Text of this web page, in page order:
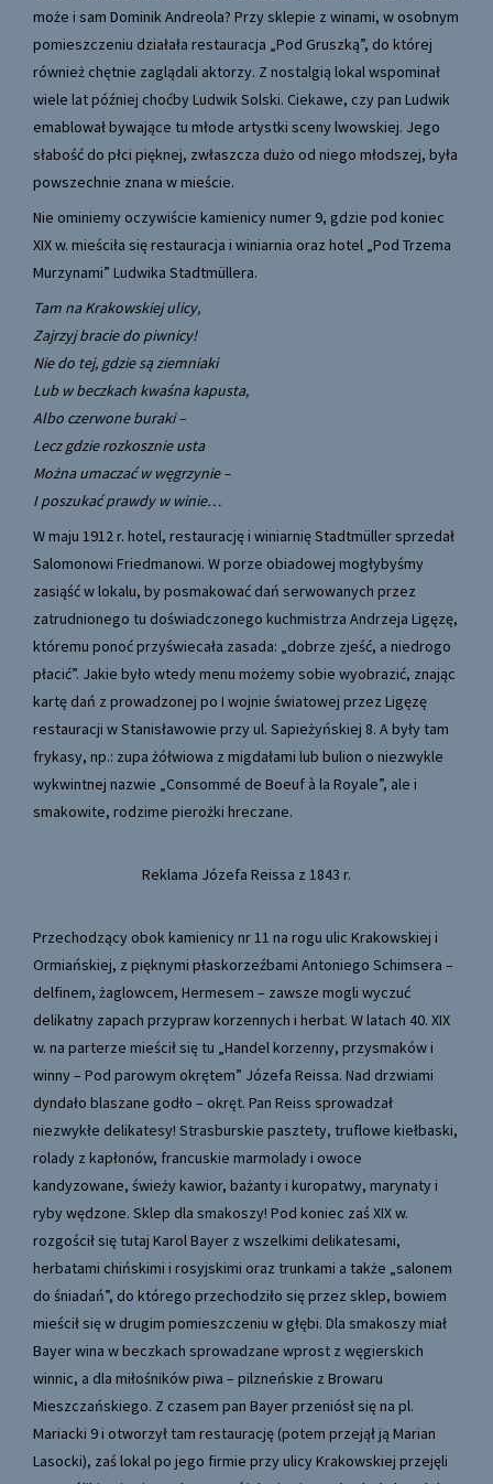
może i sam Dominik Andreola? Przy sklepie z winami, w osobnym
pomieszczeniu działała restauracja „Pod Gruszką”, do której
również chętnie zaglądali aktorzy. Z nostalgią lokal wspominał
wiele lat później choćby Ludwik Solski. Ciekawe, czy pan Ludwik
emablował bywające tu młode artystki sceny lwowskiej. Jego
słabość do płci pięknej, zwłaszcza dużo od niego młodszej, była
powszechnie znana w mieście.
Nie ominiemy oczywiście kamienicy numer 9, gdzie pod koniec
XIX w. mieściła się restauracja i winiarnia oraz hotel „Pod Trzema
Murzynami” Ludwika Stadtmüllera.
Tam na Krakowskiej ulicy,
Zajrzyj bracie do piwnicy!
Nie do tej, gdzie są ziemniaki
Lub w beczkach kwaśna kapusta,
Albo czerwone buraki –
Lecz gdzie rozkosznie usta
Można umaczać w węgrzynie –
I poszukać prawdy w winie…
W maju 1912 r. hotel, restaurację i winiarnię Stadtmüller sprzedał
Salomonowi Friedmanowi. W porze obiadowej mogłybyśmy
zasiąść w lokalu, by posmakować dań serwowanych przez
zatrudnionego tu doświadczonego kuchmistrza Andrzeja Ligęzę,
któremu ponoć przyświecała zasada: „dobrze zjeść, a niedrogo
płacić”. Jakie było wtedy menu możemy sobie wyobrazić, znając
kartę dań z prowadzonej po I wojnie światowej przez Ligęzę
restauracji w Stanisławowie przy ul. Sapieżyńskiej 8. A były tam
frykasy, np.: zupa żółwiowa z migdałami lub bulion o niezwykle
wykwintnej nazwie „Consommé de Boeuf à la Royale”, ale i
smakowite, rodzime pierożki hreczane.
Reklama Józefa Reissa z 1843 r.
Przechodzący obok kamienicy nr 11 na rogu ulic Krakowskiej i
Ormiańskiej, z pięknymi płaskorzeźbami Antoniego Schimsera –
delfinem, żaglowcem, Hermesem – zawsze mogli wyczuć
delikatny zapach przypraw korzennych i herbat. W latach 40. XIX
w. na parterze mieścił się tu „Handel korzenny, przysmaków i
winny – Pod parowym okrętem” Józefa Reissa. Nad drzwiami
dyndało blaszane godło – okręt. Pan Reiss sprowadzał
niezwykłe delikatesy! Strasburskie pasztety, truflowe kiełbaski,
rolady z kapłonów, francuskie marmolady i owoce
kandyzowane, świeży kawior, bażanty i kuropatwy, marynaty i
ryby wędzone. Sklep dla smakoszy! Pod koniec zaś XIX w.
rozgościł się tutaj Karol Bayer z wszelkimi delikatesami,
herbatami chińskimi i rosyjskimi oraz trunkami a także „salonem
do śniadań”, do którego przechodziło się przez sklep, bowiem
mieścił się w drugim pomieszczeniu w głębi. Dla smakoszy miał
Bayer wina w beczkach sprowadzane wprost z węgierskich
winnic, a dla miłośników piwa – pilzneńskie z Browaru
Mieszczańskiego. Z czasem pan Bayer przeniósł się na pl.
Mariacki 9 i otworzył tam restaurację (potem przejął ją Marian
Lasocki), zaś lokal po jego firmie przy ulicy Krakowskiej przejęli